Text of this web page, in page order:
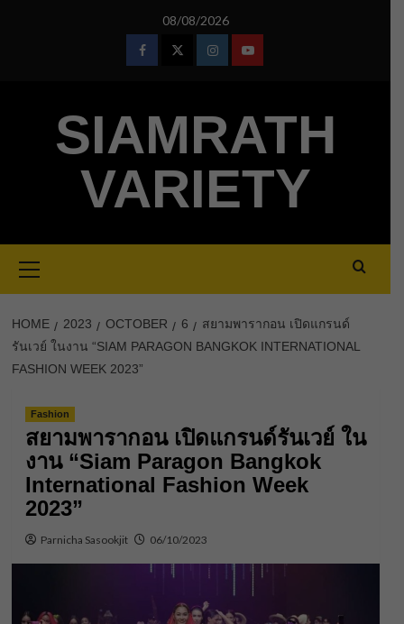
08/08/2026
FacebookTwitterInstagramYoutube
SIAMRATH
VARIETY
Menu
HOME 2023 OCTOBER 6
สยามพารากอน เปิดแกรนด์
รันเวย์ ในงาน “SIAM PARAGON BANGKOK INTERNATIONAL
FASHION WEEK 2023”
Fashion
สยามพารากอน เปิดแกรนด์รันเวย์ ใน
งาน “Siam Paragon Bangkok
International Fashion Week
2023”
Parnicha Sasookjit 06/10/2023